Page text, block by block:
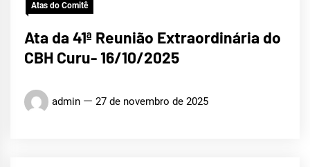
Atas do Comitê
Ata da 41ª Reunião Extraordinária do
CBH Curu- 16/10/2025
admin 27 de novembro de 2025